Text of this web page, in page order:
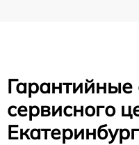
Гарантийные
сервисного